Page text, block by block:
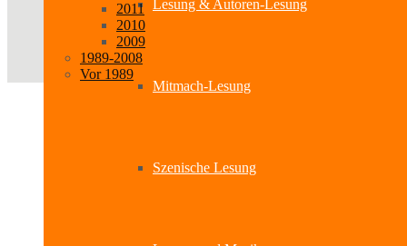
Lesung & Autoren-Lesung
Mitmach-Lesung
Szenische Lesung
2011
2010
2009
1989-2008
Vor 1989